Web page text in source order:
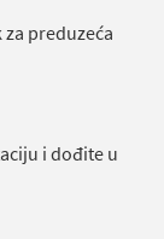
preduzeća
i dođite u